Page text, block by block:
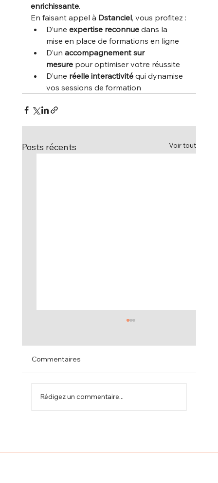
enrichissante.
En faisant appel à Dstanciel, vous profitez :
D’une expertise reconnue dans la
mise en place de formations en ligne
D’un accompagnement sur
mesure pour optimiser votre réussite
D’une réelle interactivité qui dynamise
vos sessions de formation
Posts récents Voir tout
présentiel grâce à Dstanciel
Commentaires
Rédigez un commentaire...